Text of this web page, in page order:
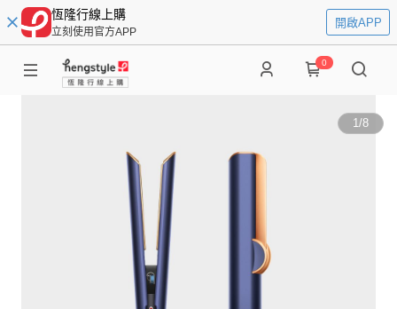
恆隆行線上購
立刻使用官方APP
開啟APP
0
1/8